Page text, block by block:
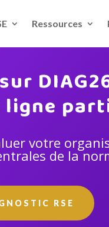
Ressources
ligne
votre
de la
RSE